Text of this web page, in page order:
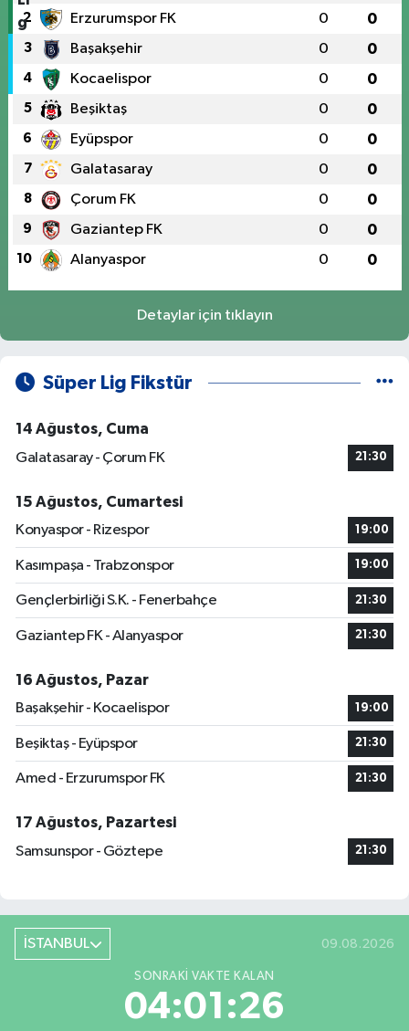
2 Erzurumspor FK 0 0
3 Başakşehir 0 0
4 Kocaelispor 0 0
5 Beşiktaş 0 0
6 Eyüpspor 0 0
7 Galatasaray 0 0
8 Çorum FK 0 0
9 Gaziantep FK 0 0
10 Alanyaspor 0 0
Detaylar için tıklayın
Süper Lig Fikstür
14 Ağustos, Cuma
Galatasaray - Çorum FK
21:30
15 Ağustos, Cumartesi
Konyaspor - Rizespor
19:00
Kasımpaşa - Trabzonspor 19:00
Gençlerbirliği S.K. - Fenerbahçe 21:30
Gaziantep FK - Alanyaspor 21:30
16 Ağustos, Pazar
Başakşehir - Kocaelispor
19:00
Beşiktaş - Eyüpspor 21:30
Amed - Erzurumspor FK 21:30
17 Ağustos, Pazartesi
Samsunspor - Göztepe
21:30
İSTANBUL 09.08.2026
SONRAKI VAKTE KALAN
04:01:25